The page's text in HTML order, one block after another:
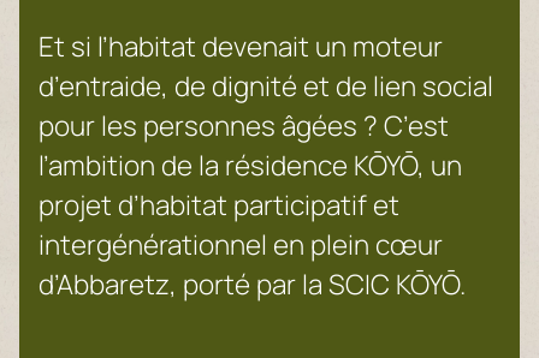
Et si l’habitat devenait un moteur
d’entraide, de dignité et de lien social
pour les personnes âgées ? C’est
l’ambition de la résidence KŌYŌ, un
projet d’habitat participatif et
intergénérationnel en plein cœur
d’Abbaretz, porté par la SCIC KŌYŌ.